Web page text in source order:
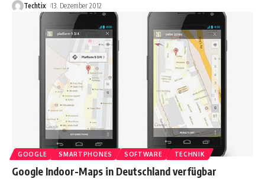
Techtix 13. Dezember 2012
GOOGLE SMARTPHONES SOFTWARE TECHNIK
Google Indoor-Maps in Deutschland verfügbar